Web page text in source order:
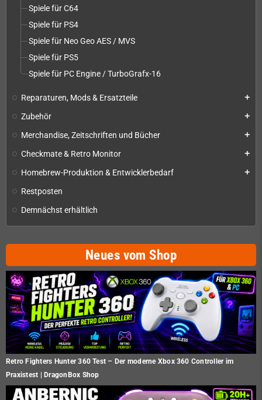
Spiele für C64
Spiele für PS4
Spiele für Neo Geo AES / MVS
Spiele für PS5
Spiele für PC Engine / TurboGrafx-16
Reparaturen, Mods & Ersatzteile add
Zubehör add
Merchandise, Zeitschriften und Bücher add
Checkmate & Retro Monitor add
Homebrew-Produktion & Entwicklerbedarf add
Restposten
Demnächst erhältlich
Neues vom Shop
Retro Fighters Hunter 360 Test – Der moderne Xbox 360 Controller im
Praxistest | DragonBox Shop